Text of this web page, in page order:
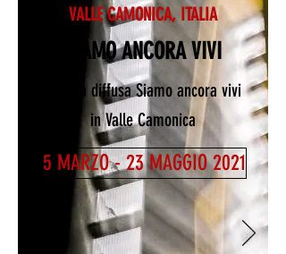
VALLE CAMONICA, ITALIA
SIAMO ANCORA VIVI
Mostra diffusa Siamo ancora vivi
in Valle Camonica
5 MARZO - 23 MAGGIO 2021